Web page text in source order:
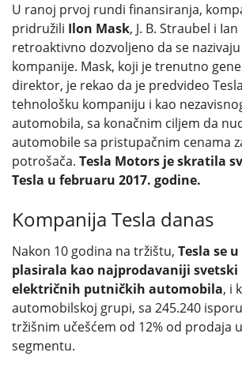
U ranoj prvoj rundi finansiranja,
pridružili Ilon Mask, J. B. Straubel i
retroaktivno dozvoljeno da se
kompanije. Mask, koji je trenutno
direktor, je rekao da je predvideo
tehnološku kompaniju i kao
automobila, sa konačnim ciljem da
automobile sa pristupačnim cenama
potrošača. Tesla Motors je skratila
Tesla u februaru 2017. godine.
Kompanija Tesla danas
Nakon 10 godina na tržištu, Tesla se
plasirala kao najprodavaniji svetski
električnih putničkih automobila, i
automobilskoj grupi, sa 245.240
tržišnim učešćem od 12% od prodaja
segmentu.